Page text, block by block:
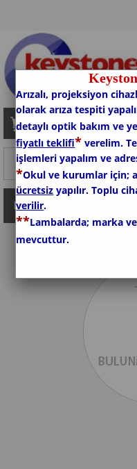
Kategoriler
Arızalı, projeksiyon
olarak arıza tespiti
detaylı optik bakım ve
fiyatlı teklifi* verelim.
işlemleri yapalım ve
*Okul ve kurumlar için;
ücretsiz yapılır. Toplu
verilir.
**Lambalarda; marka
mevcuttur.